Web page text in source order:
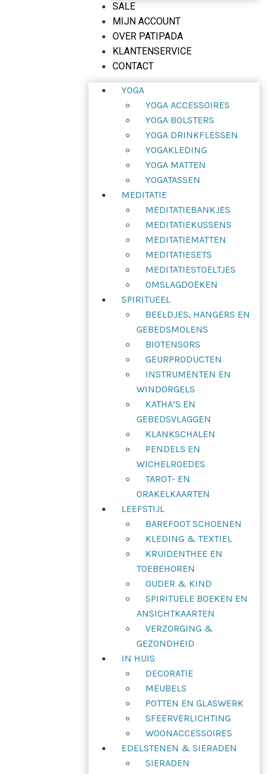
SALE
MIJN ACCOUNT
OVER PATIPADA
KLANTENSERVICE
CONTACT
YOGA
YOGA ACCESSOIRES
YOGA BOLSTERS
YOGA DRINKFLESSEN
YOGAKLEDING
YOGA MATTEN
YOGATASSEN
MEDITATIE
MEDITATIEBANKJES
MEDITATIEKUSSENS
MEDITATIEMATTEN
MEDITATIESETS
MEDITATIESTOELTJES
OMSLAGDOEKEN
SPIRITUEEL
BEELDJES, HANGERS EN
GEBEDSMOLENS
BIOTENSORS
GEURPRODUCTEN
INSTRUMENTEN EN
WINDORGELS
KATHA’S EN
GEBEDSVLAGGEN
KLANKSCHALEN
PENDELS EN
WICHELROEDES
TAROT- EN
ORAKELKAARTEN
LEEFSTIJL
BAREFOOT SCHOENEN
KLEDING & TEXTIEL
KRUIDENTHEE EN
TOEBEHOREN
OUDER & KIND
SPIRITUELE BOEKEN EN
ANSICHTKAARTEN
VERZORGING &
GEZONDHEID
IN HUIS
DECORATIE
MEUBELS
POTTEN EN GLASWERK
SFEERVERLICHTING
WOONACCESSOIRES
EDELSTENEN & SIERADEN
SIERADEN